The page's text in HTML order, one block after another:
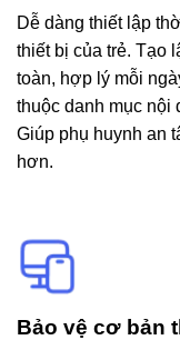
Dễ dàng thiết lập
thiết bị của trẻ. Tạo
toàn, hợp lý mỗi
thuộc danh mục nội
Giúp phụ huynh an
hơn.
Bảo vệ cơ bản